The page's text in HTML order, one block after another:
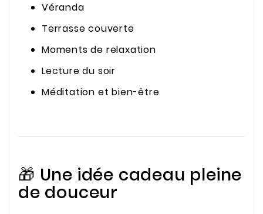
Véranda
Terrasse couverte
Moments de relaxation
Lecture du soir
Méditation et bien-être
🎁 Une idée cadeau pleine
de douceur